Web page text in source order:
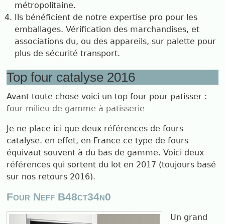
métropolitaine.
Ils bénéficient de notre expertise pro pour les
emballages. Vérification des marchandises, et
associations du, ou des appareils, sur palette pour
plus de sécurité transport.
Top four catalyse 2016
Avant toute chose voici un top four pour patisser :
four milieu de gamme à patisserie
Je ne place ici que deux références de fours
catalyse. en effet, en France ce type de fours
équivaut souvent à du bas de gamme. Voici deux
références qui sortent du lot en 2017 (toujours basé
sur nos retours 2016).
Four Neff B48ct34n0
Un grand